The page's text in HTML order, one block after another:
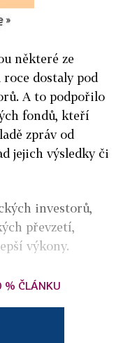
některé ze
dostaly pod
A to podpořilo
fondů, kteří
zpráv od
jejich výsledky či
investorů,
převzetí,
výkony.
% ČLÁNKU